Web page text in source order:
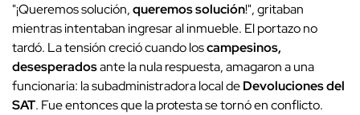
"¡Queremos solución,queremos solución!", gritaban
mientras intentaban ingresar al inmueble. El portazo no
tardó. La tensión creció cuando loscampesinos,
desesperadosante la nula respuesta, amagaron a una
funcionaria: la subadministradora local deDevoluciones del
SAT. Fue entonces que la protesta se tornó en conflicto.